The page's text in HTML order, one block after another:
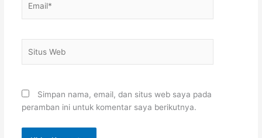
Web
Simpan nama, email, dan situs web saya pada
peramban ini untuk komentar saya berikutnya.